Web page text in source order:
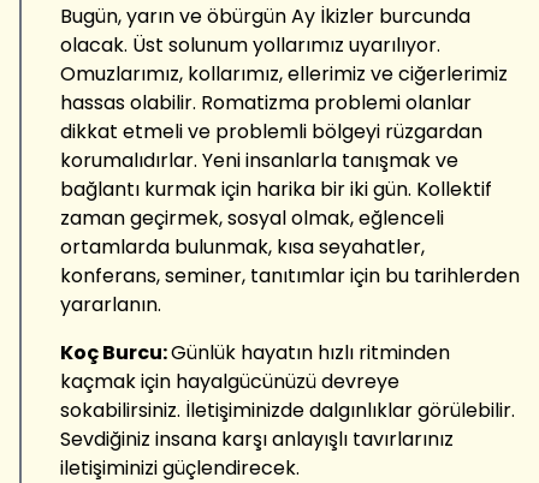
Bugün, yarın ve öbürgün Ay İkizler burcunda
olacak. Üst solunum yollarımız uyarılıyor.
Omuzlarımız, kollarımız, ellerimiz ve ciğerlerimiz
hassas olabilir. Romatizma problemi olanlar
dikkat etmeli ve problemli bölgeyi rüzgardan
korumalıdırlar. Yeni insanlarla tanışmak ve
bağlantı kurmak için harika bir iki gün. Kollektif
zaman geçirmek, sosyal olmak, eğlenceli
ortamlarda bulunmak, kısa seyahatler,
konferans, seminer, tanıtımlar için bu tarihlerden
yararlanın.
Koç Burcu:Günlük hayatın hızlı ritminden
kaçmak için hayalgücünüzü devreye
sokabilirsiniz. İletişiminizde dalgınlıklar görülebilir.
Sevdiğiniz insana karşı anlayışlı tavırlarınız
iletişiminizi güçlendirecek.